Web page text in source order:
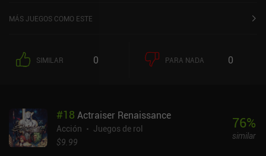
escapamos de casa, nos hacemos con una espada decente,
presenta como un RPG, pero en realidad se centra más en la
aventura: encontrar secretos, explorar el mundo y completar
los enemigos no son precisamente avanzados, la atención al
detalle hace que sea sorprendentemente agradable deshacerse de
ellos en tiempo real.Además de la campaña de la historia
MÁS JUEGOS COMO ESTE
SIMILAR 0 PARA NADA 0
#18 Actraiser Renaissance
Acción
Juegos de rol
$9.99
76%
similar